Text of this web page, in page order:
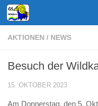
Zum Inhalt springen
AKTIONEN / NEWS
Besuch der
15. OKTOBER 2023
Am Donnerstag, den 5.